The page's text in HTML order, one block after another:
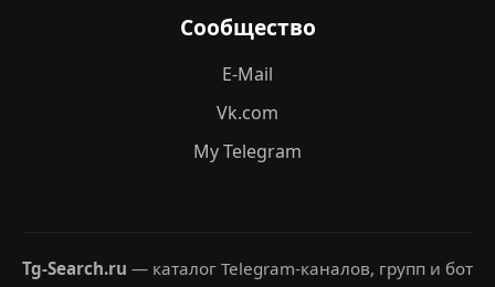
Сообщество
E-Mail
Vk.com
My Telegram
Tg-Search.ru — каталог Telegram-каналов, групп и бот